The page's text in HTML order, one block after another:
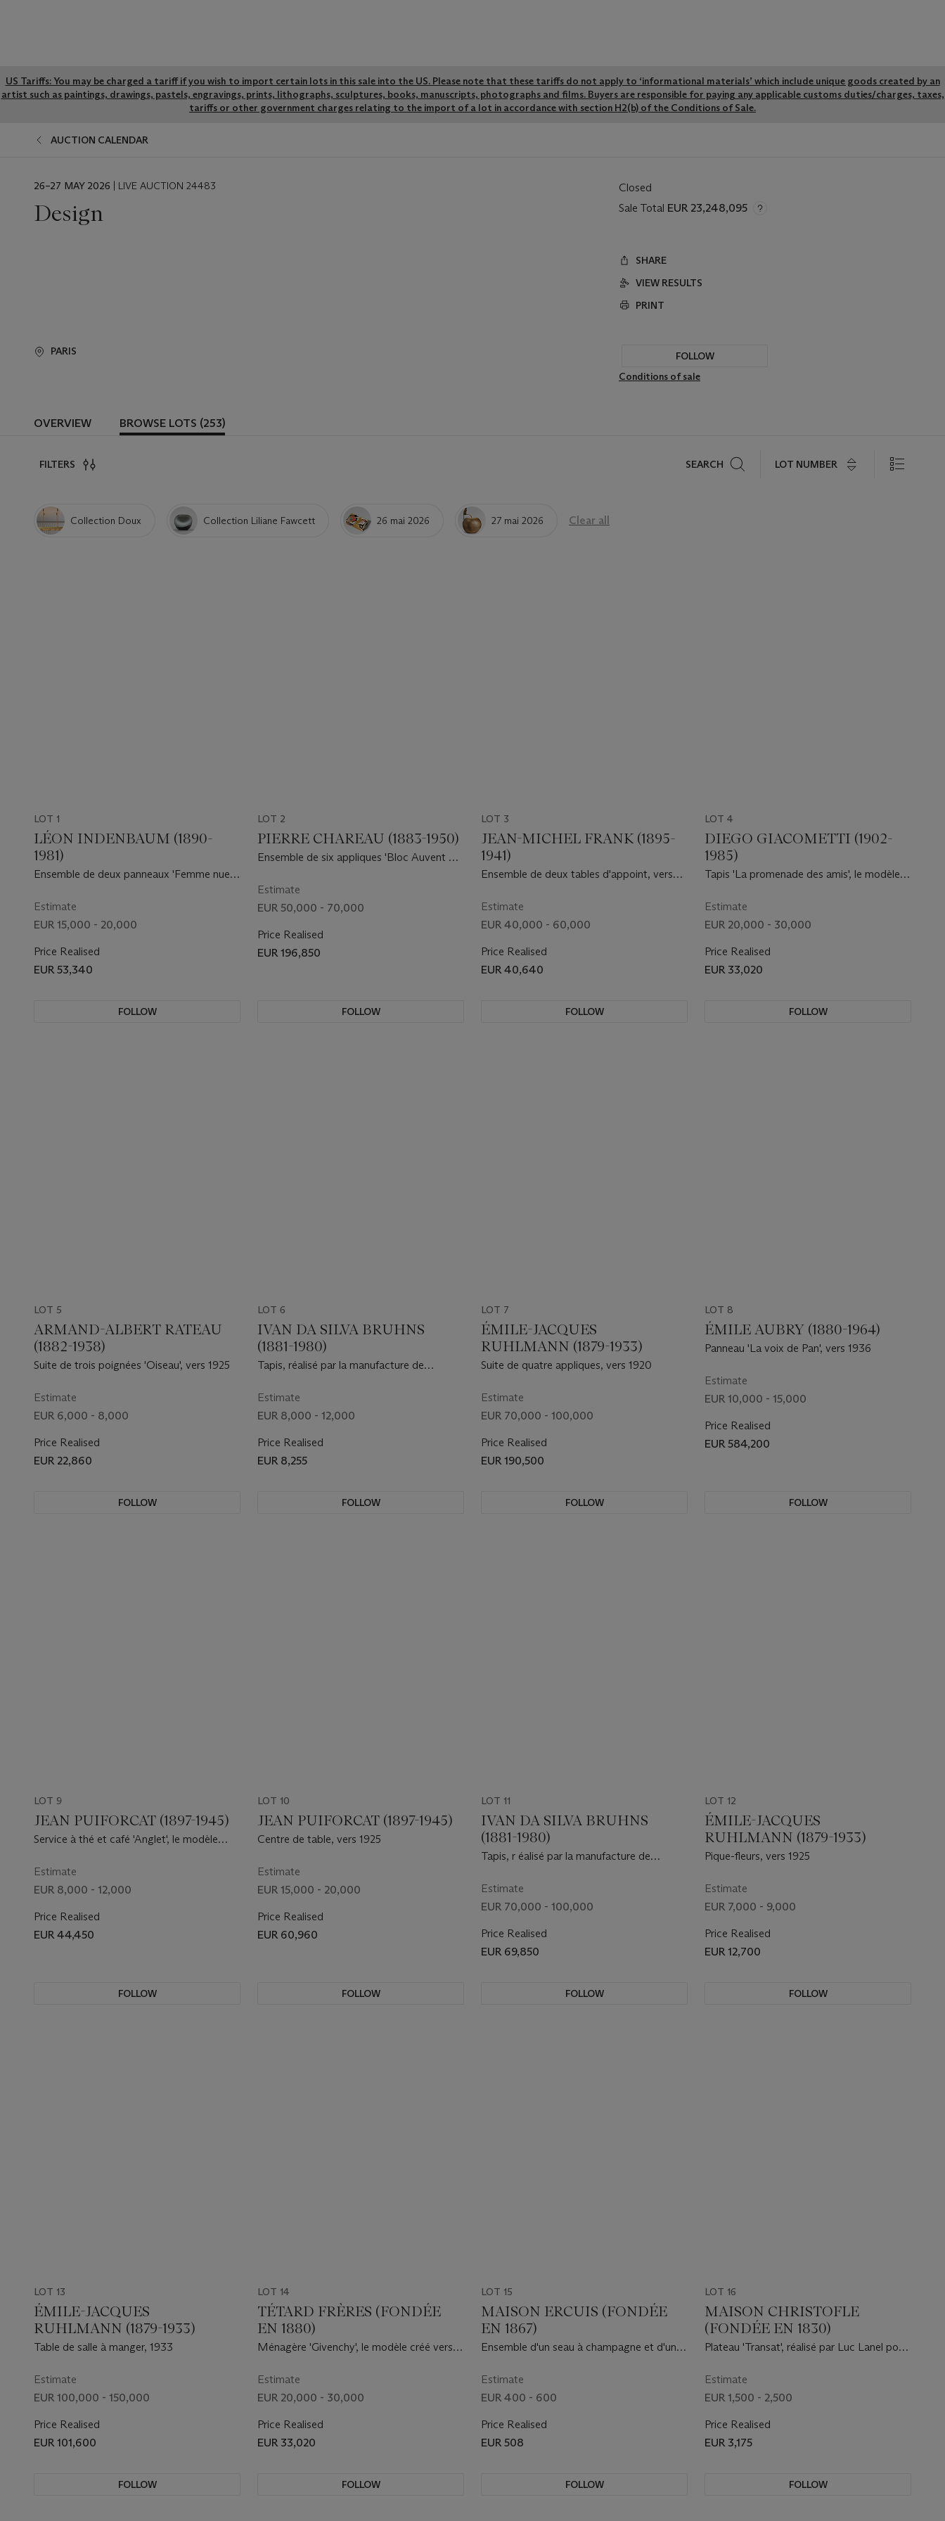
Global
notice
US Tariffs: You may be charged a tariff if you wish to import certain lots in this sale into the US. Please note that these tariffs do not apply to ‘informational materials’ which include unique goods created by an
artist such as paintings, drawings, pastels, engravings, prints, lithographs, sculptures, books, manuscripts, photographs and films. Buyers are responsible for paying any applicable customs duties/charges, taxes,
tariffs or other government charges relating to the import of a lot in accordance with section H2(b) of the Conditions of Sale.
AUCTION CALENDAR
EVENT
26–27 MAY 2026 | LIVE AUCTION 24483
Design
PARIS
Closed
Sale Total EUR 23,248,095
SHARE
VIEW RESULTS
PRINT
FOLLOW
Conditions of sale
OVERVIEW BROWSE LOTS (253)
FILTERS SEARCH LOT NUMBER
Collection Doux Collection Liliane Fawcett 26 mai 2026 27 mai 2026 Clear all
LOT 1
LÉON INDENBAUM (1890-
1981)
Ensemble de deux panneaux 'Femme nue à
Estimate
EUR 15,000 - 20,000
Price Realised
EUR 53,340
FOLLOW
LOT 2
PIERRE CHAREAU (1883-1950)
Ensemble de six appliques 'Bloc Auvent LP
Estimate
EUR 50,000 - 70,000
Price Realised
EUR 196,850
FOLLOW
LOT 3
JEAN-MICHEL FRANK (1895-
1941)
Ensemble de deux tables d'appoint, vers
Estimate
EUR 40,000 - 60,000
Price Realised
EUR 40,640
FOLLOW
LOT 4
DIEGO GIACOMETTI (1902-
1985)
Tapis 'La promenade des amis', le modèle
Estimate
EUR 20,000 - 30,000
Price Realised
EUR 33,020
FOLLOW
LOT 5
ARMAND-ALBERT RATEAU
(1882-1938)
Suite de trois poignées 'Oiseau', vers 1925
Estimate
EUR 6,000 - 8,000
Price Realised
EUR 22,860
FOLLOW
LOT 6
IVAN DA SILVA BRUHNS
(1881-1980)
Tapis, réalisé par la manufacture de
Estimate
EUR 8,000 - 12,000
Price Realised
EUR 8,255
FOLLOW
LOT 7
ÉMILE-JACQUES
RUHLMANN (1879-1933)
Suite de quatre appliques, vers 1920
Estimate
EUR 70,000 - 100,000
Price Realised
EUR 190,500
FOLLOW
LOT 8
ÉMILE AUBRY (1880-1964)
Panneau 'La voix de Pan', vers 1936
Estimate
EUR 10,000 - 15,000
Price Realised
EUR 584,200
FOLLOW
LOT 9
JEAN PUIFORCAT (1897-1945)
Service à thé et café 'Anglet', le modèle
Estimate
EUR 8,000 - 12,000
Price Realised
EUR 44,450
FOLLOW
LOT 10
JEAN PUIFORCAT (1897-1945)
Centre de table, vers 1925
Estimate
EUR 15,000 - 20,000
Price Realised
EUR 60,960
FOLLOW
LOT 11
IVAN DA SILVA BRUHNS
(1881-1980)
Tapis, r éalisé par la manufacture de
Estimate
EUR 70,000 - 100,000
Price Realised
EUR 69,850
FOLLOW
LOT 12
ÉMILE-JACQUES
RUHLMANN (1879-1933)
Pique-fleurs, vers 1925
Estimate
EUR 7,000 - 9,000
Price Realised
EUR 12,700
FOLLOW
LOT 13
ÉMILE-JACQUES
RUHLMANN (1879-1933)
Table de salle à manger, 1933
Estimate
EUR 100,000 - 150,000
Price Realised
EUR 101,600
FOLLOW
LOT 14
TÉTARD FRÈRES (FONDÉE
EN 1880)
Ménagère 'Givenchy', le modèle créé vers
Estimate
EUR 20,000 - 30,000
Price Realised
EUR 33,020
FOLLOW
LOT 15
MAISON ERCUIS (FONDÉE
EN 1867)
Ensemble d'un seau à champagne et d'un
Générale Transatlantique, vers 1930
Estimate
EUR 400 - 600
Price Realised
EUR 508
FOLLOW
LOT 16
MAISON CHRISTOFLE
(FONDÉE EN 1830)
Plateau 'Transat', réalisé par Luc Lanel pour
vers 1930
Estimate
EUR 1,500 - 2,500
Price Realised
EUR 3,175
FOLLOW